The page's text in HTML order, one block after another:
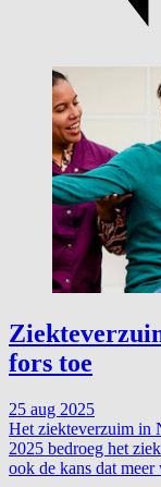
fors toe
25 aug 2025
Het ziekteverzuim in
2025 bedroeg het
ook de kans dat